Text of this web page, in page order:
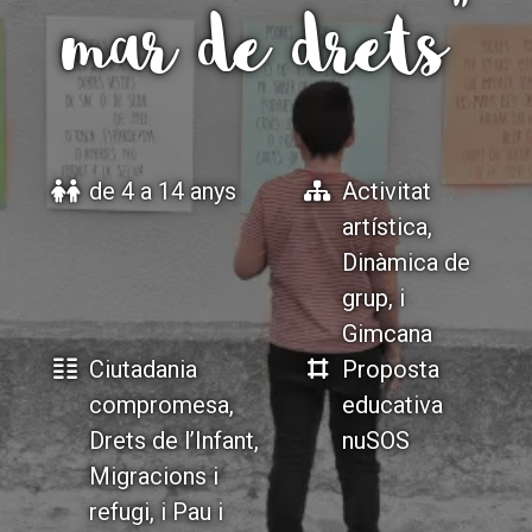
mar de drets"
de 4 a 14 anys
Activitat
artística,
Dinàmica de
grup, i
Gimcana
Ciutadania
compromesa,
Drets de l’Infant,
Migracions i
refugi, i Pau i
Proposta
educativa
nuSOS
ACCIÓ SOCIAL I JOVES
ESPLAIS
SUPORT TERCER SECTOR
ACCIÓ SOCIAL I JOVES
ESPLAIS
SUPORT TERCER SECTOR